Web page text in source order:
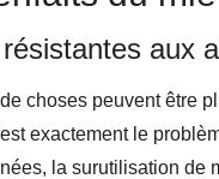
aux
choses peuvent être
exactement le
la surutilisation de